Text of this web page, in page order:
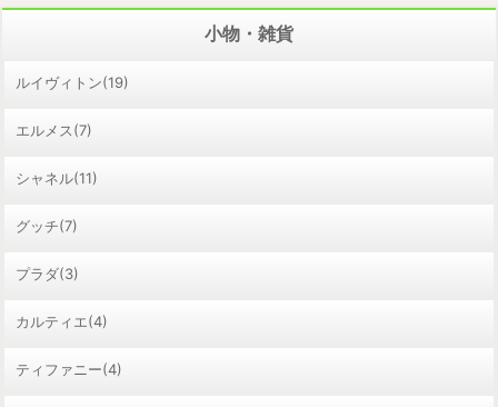
小物・雑貨
ルイヴィトン(19)
エルメス(7)
シャネル(11)
グッチ(7)
プラダ(3)
カルティエ(4)
ティファニー(4)